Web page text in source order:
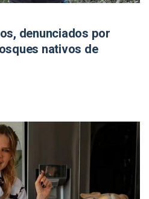
denunciados por
nativos de